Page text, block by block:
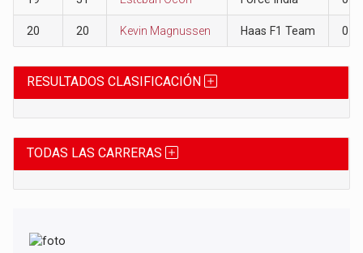
20 20 Kevin Magnussen Haas F1 Team 0
RESULTADOS CLASIFICACIÓN
TODAS LAS CARRERAS